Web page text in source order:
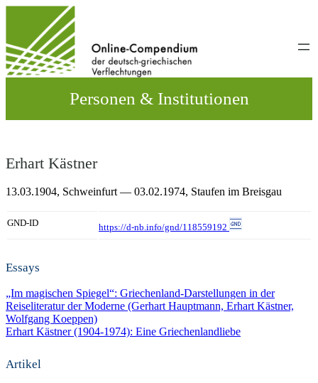
wechseln
Personen & Institutionen
Erhart Kästner
13.03.1904, Schweinfurt — 03.02.1974, Staufen im Breisgau
GND-ID https://d-nb.info/gnd/118559192
Essays
„Im magischen Spiegel“: Griechenland-Darstellungen in der
Reiseliteratur der Moderne (Gerhart Hauptmann, Erhart Kästner,
Wolfgang Koeppen)
Erhart Kästner (1904-1974): Eine Griechenlandliebe
Artikel